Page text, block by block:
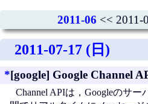
2011-06 << 2011-
2011-07-17 (日)
*[google] Google Channel
Channel APIは，Googleのサ